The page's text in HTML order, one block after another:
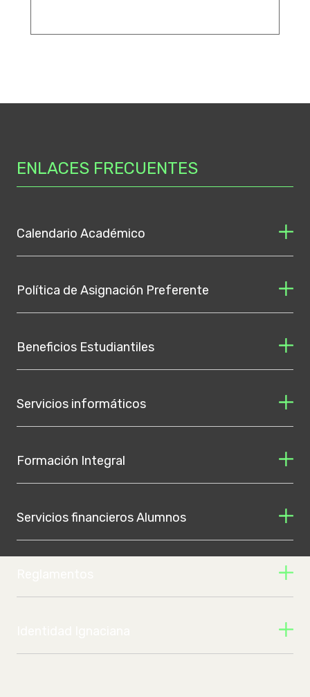
ENLACES FRECUENTES
Calendario Académico
Política de Asignación Preferente
Beneficios Estudiantiles
Servicios informáticos
Formación Integral
Servicios financieros Alumnos